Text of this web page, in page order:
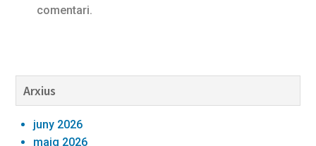
comentari.
Barra
lateral
primària
Arxius
juny 2026
maig 2026